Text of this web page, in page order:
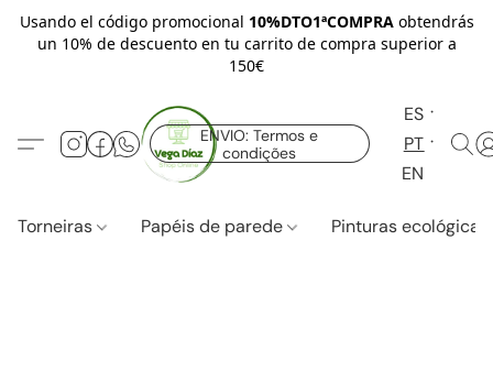
Usando el código promocional 10%DTO1ªCOMPRAobtendrás
un 10% de descuento en tu carrito de compra superior a
150€
ENVIO: Termos e
condições
ES
PT
EN
Torneiras Papéis de parede Pinturas ecológicas